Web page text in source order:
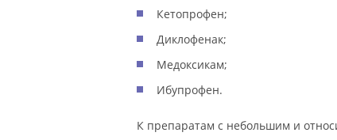
Кетопрофен;
Диклофенак;
Медоксикам;
Ибупрофен.
К препаратам с небольшим и